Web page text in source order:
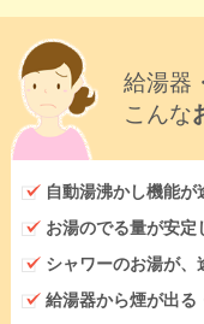
給湯器
こんな
自動湯沸かし機能が
お湯のでる量が安定
シャワーのお湯が、
給湯器から煙が出る